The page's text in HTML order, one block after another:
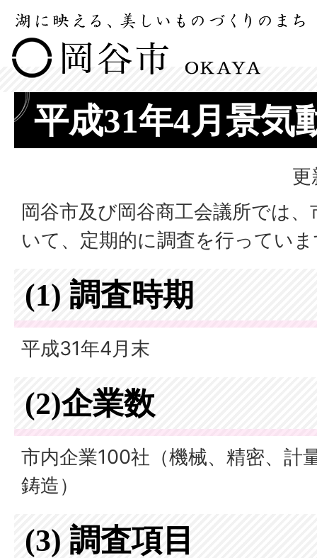
平成31年4月景気
更
岡谷市及び岡谷商工会議所では
いて、定期的に調査を行ってい
(1) 調査時期
平成31年4月末
(2)企業数
市内企業100社（機械、精密、計
鋳造）
(3) 調査項目